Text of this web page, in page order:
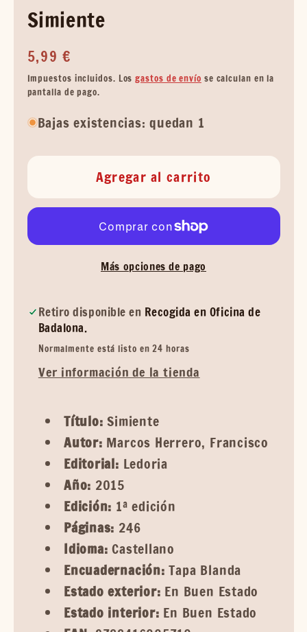
Simiente
Precio
habitual
5,99 €
Impuestos incluidos. Losgastos de envío se calculan en la
pantalla de pago.
Bajas existencias: quedan 1
Agregar al carrito
Más opciones de pago
Retiro disponible en Recogida en Oficina de
Badalona.
Normalmente está listo en 24 horas
Ver información de la tienda
Título: Simiente
Autor: Marcos Herrero, Francisco
Editorial: Ledoria
Año: 2015
Edición: 1ª edición
Páginas: 246
Idioma: Castellano
Encuadernación: Tapa Blanda
Estado exterior: En Buen Estado
Estado interior: En Buen Estado